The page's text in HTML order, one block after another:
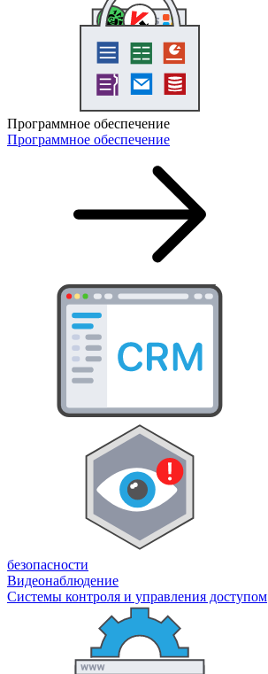
Программное обеспечение
Программное обеспечение
безопасности
Видеонаблюдение
Системы контроля и управления доступом